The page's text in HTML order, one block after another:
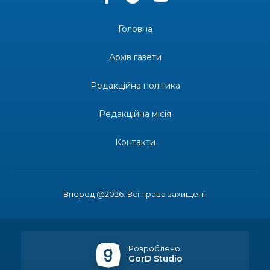
територіальної громади
«Дві музи» у Рівному: свято краси, мистецтва
епідеміолог, зоолог
Літо, враження, творчість
Вперед @2026. Всі права захищені.
Головна
Архів газети
Редакційна політика
Редакційна місія
Контакти
Розроблено
GorD Studio